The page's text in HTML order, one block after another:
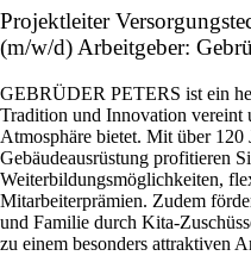
Projektleiter
(m/w/d) Arbeitgeber:
GEBRÜDER PETERS ist ein
Tradition und Innovation vereint
Atmosphäre bietet. Mit über 120
Gebäudeausrüstung profitieren
Weiterbildungsmöglichkeiten,
Mitarbeiterprämien. Zudem
und Familie durch Kita-
zu einem besonders attraktiven